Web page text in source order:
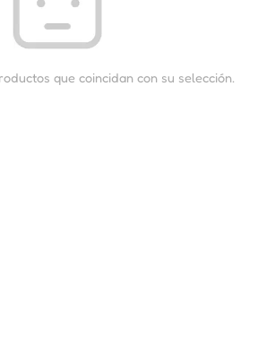
que coincidan con su selección.